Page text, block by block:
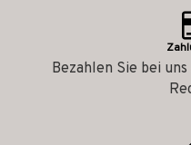
Bezahlen Sie bei